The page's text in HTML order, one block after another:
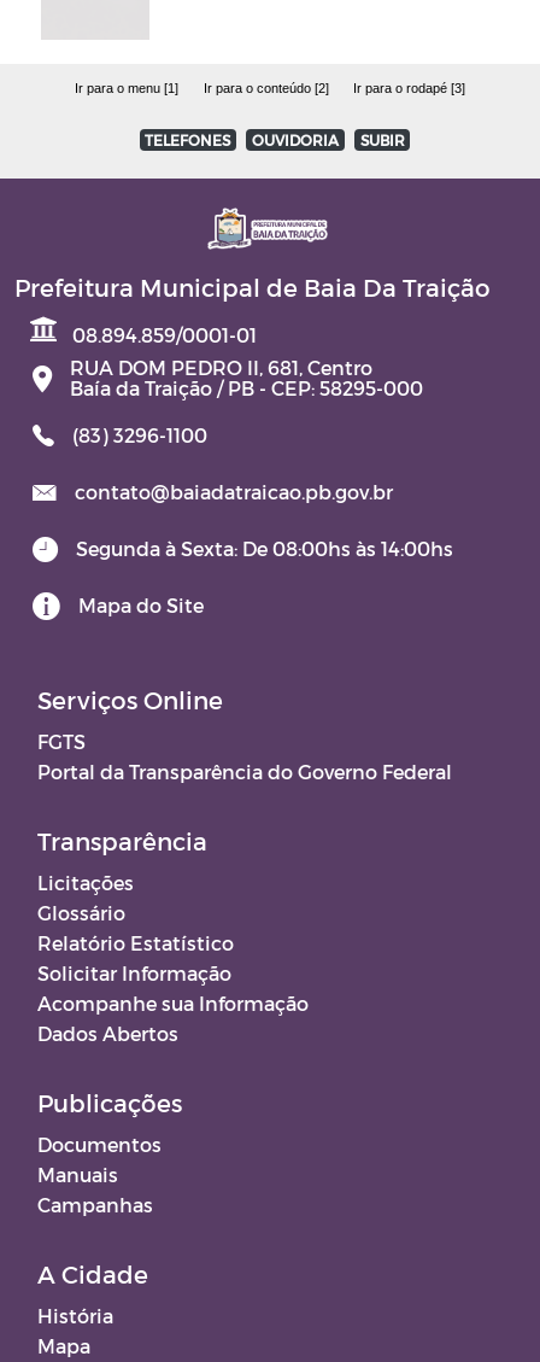
Ir para o menu [1] Ir para o conteúdo [2] Ir para o rodapé [3]
TELEFONES OUVIDORIA SUBIR
Prefeitura Municipal de Baia Da Traição
08.894.859/0001-01
RUA DOM PEDRO II, 681, Centro
Baía da Traição / PB - CEP: 58295-000
(83) 3296-1100
contato@baiadatraicao.pb.gov.br
Segunda à Sexta: De 08:00hs às 14:00hs
Mapa do Site
Serviços Online
FGTS
Portal da Transparência do Governo Federal
Transparência
Licitações
Glossário
Relatório Estatístico
Solicitar Informação
Acompanhe sua Informação
Dados Abertos
Publicações
Documentos
Manuais
Campanhas
A Cidade
História
Mapa